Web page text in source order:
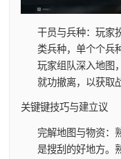
干员与兵种：玩家
类兵种，单个个兵
玩家组队深入地图
就功撤离，以获取
关键键技巧与建立议
完解地图与物资：
是搜刮的好地方。